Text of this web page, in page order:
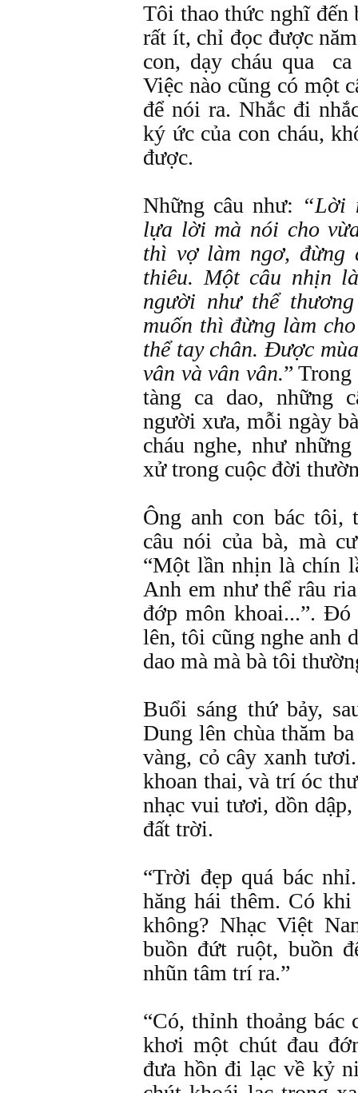
Tôi thao thức nghĩ đến
rất ít, chỉ đọc được
con, dạy cháu qua
Việc nào cũng có một
để nói ra. Nhắc đi
ký ức của con cháu,
được.
Những câu như: “Lời
lựa lời mà nói cho
thì vợ làm ngơ, đừng
thiêu. Một câu nhịn
người như thể
muốn thì đừng làm
thể tay chân. Ðược
vân và vân vân.”
tàng ca dao, những
người xưa, mỗi ngày
cháu nghe, như
xử trong cuộc đời
Ông anh con bác tôi,
câu nói của bà, mà
“Một lần nhịn là chín
Anh em như thể râu
đớp môn khoai...”.
lên, tôi cũng nghe anh
dao mà mà bà tôi
Buổi sáng thứ bảy,
Dung lên chùa thăm
vàng, cỏ cây xanh
khoan thai, và trí óc
nhạc vui tươi, dồn
đất trời.
“Trời đẹp quá bác
hăng hái thêm. Có khi
không? Nhạc Việt
buồn đứt ruột, buồn
nhũn tâm trí ra.”
“Có, thỉnh thoảng bác
khơi một chút đau
đưa hồn đi lạc về kỷ